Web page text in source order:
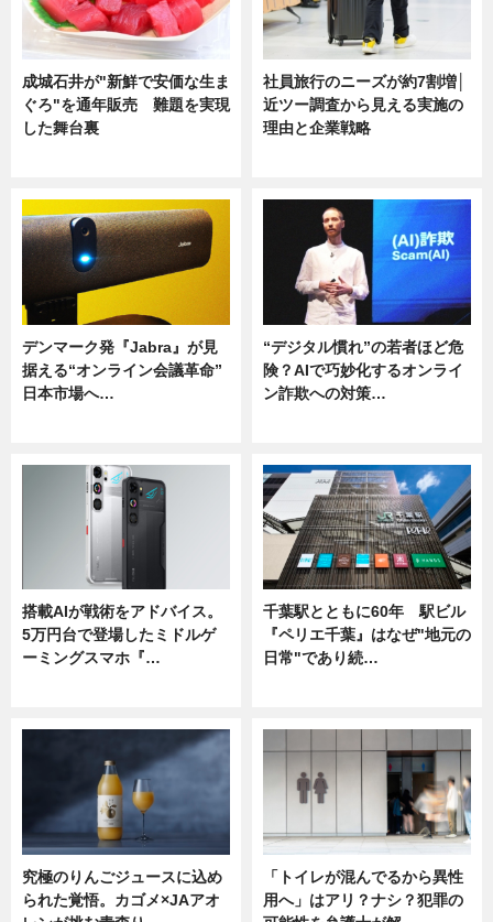
成城石井が"新鮮で安価な生ま
ぐろ"を通年販売 難題を実現
した舞台裏
社員旅行のニーズが約7割増│
近ツー調査から見える実施の
理由と企業戦略
デンマーク発『Jabra』が見
据える“オンライン会議革命”
日本市場へ…
“デジタル慣れ”の若者ほど危
険？AIで巧妙化するオンライ
ン詐欺への対策…
搭載AIが戦術をアドバイス。
5万円台で登場したミドルゲ
ーミングスマホ『…
千葉駅とともに60年 駅ビル
『ペリエ千葉』はなぜ"地元の
日常"であり続…
究極のりんごジュースに込め
られた覚悟。カゴメ×JAアオ
「トイレが混んでるから異性
用へ」はアリ？ナシ？犯罪の